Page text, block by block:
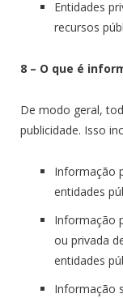
Entidades
recursos
8 – O que é
De modo geral,
publicidade. Isso
Informação
entidades
Informação
ou privada
entidades
Informação